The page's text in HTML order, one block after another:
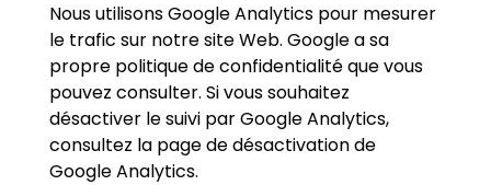
Nous utilisons Google Analytics pour mesurer
le trafic sur notre site Web. Google a sa
propre politique de confidentialité que vous
pouvez consulter. Si vous souhaitez
désactiver le suivi par Google Analytics,
consultez la page de désactivation de
Google Analytics.